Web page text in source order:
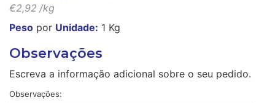
€2,92 /kg
Peso por Unidade: 1 Kg
Observações
Escreva a informação adicional sobre o seu pedido.
Observações: